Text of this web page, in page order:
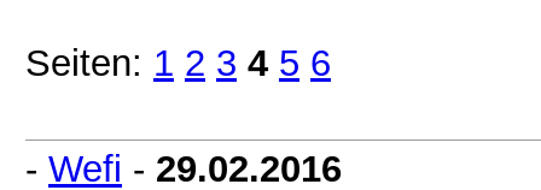
Seiten: 1 2 3 4 5 6
- Wefi - 29.02.2016